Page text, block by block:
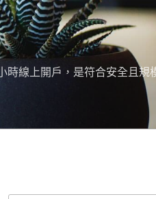
線上開戶，是符合安全且規